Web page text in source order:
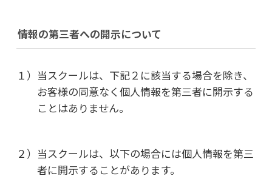
情報の第三者への開示について
１）当スクールは、下記２に該当する場合を除き、
お客様の同意なく個人情報を第三者に開示する
ことはありません。
２）当スクールは、以下の場合には個人情報を第三
者に開示することがあります。